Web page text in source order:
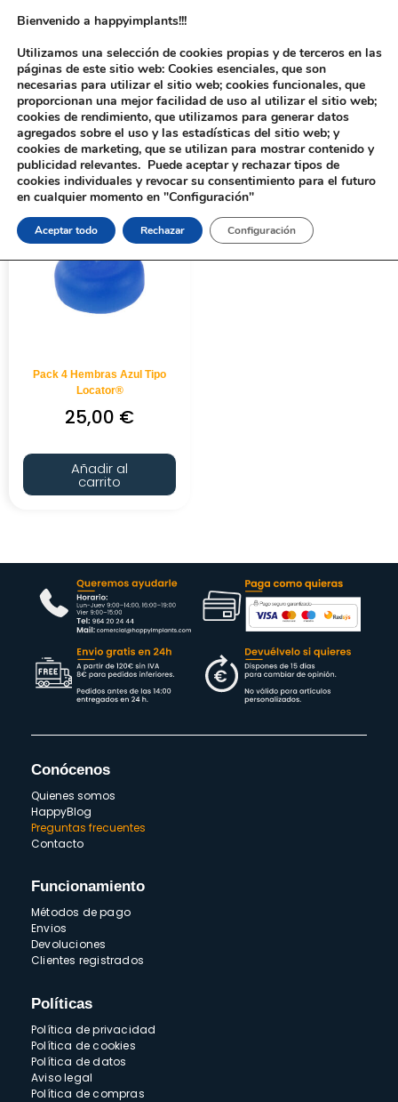
Inicio/ Productos etiquetados “Pack 4 Hembras Azul”
Pack 4 Hembras Azul Tipo
Locator®
25,00 €
Añadir al
carrito
Conócenos
Quienes somos
HappyBlog
Preguntas frecuentes
Contacto
Funcionamiento
Métodos de pago
Envios
Devoluciones
Clientes registrados
Políticas
Política de privacidad
Política de cookies
Política de datos
Aviso legal
Política de compras
Bienvenido a happyimplants!!!
Utilizamos una selección de cookies propias y de terceros en las
páginas de este sitio web: Cookies esenciales, que son
necesarias para utilizar el sitio web; cookies funcionales, que
proporcionan una mejor facilidad de uso al utilizar el sitio web;
cookies de rendimiento, que utilizamos para generar datos
agregados sobre el uso y las estadísticas del sitio web; y
cookies de marketing, que se utilizan para mostrar contenido y
publicidad relevantes. Puede aceptar y rechazar tipos de
cookies individuales y revocar su consentimiento para el futuro
en cualquier momento en "Configuración"
Aceptar todo Rechazar Configuración